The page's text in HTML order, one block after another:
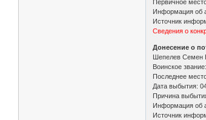
Первичное
Информация об
Источник
Сведения о
Донесение о
Шепелев Семен
Воинское
Последнее
Дата выбытия:
Причина
Информация об
Источник